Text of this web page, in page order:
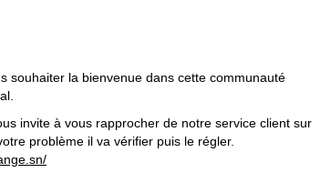
souhaiter la bienvenue dans cette communauté
invite à vous rapprocher de notre service client sur
problème il va vérifier puis le régler.